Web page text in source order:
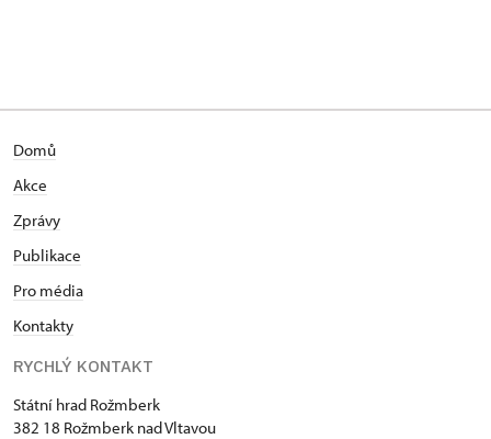
Domů
Akce
Zprávy
Publikace
Pro média
Kontakty
RYCHLÝ KONTAKT
Státní hrad Rožmberk
382 18 Rožmberk nad Vltavou